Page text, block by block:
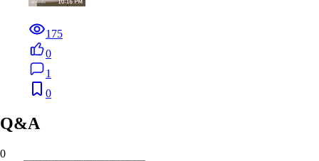
175
0
1
0
Q&A
0